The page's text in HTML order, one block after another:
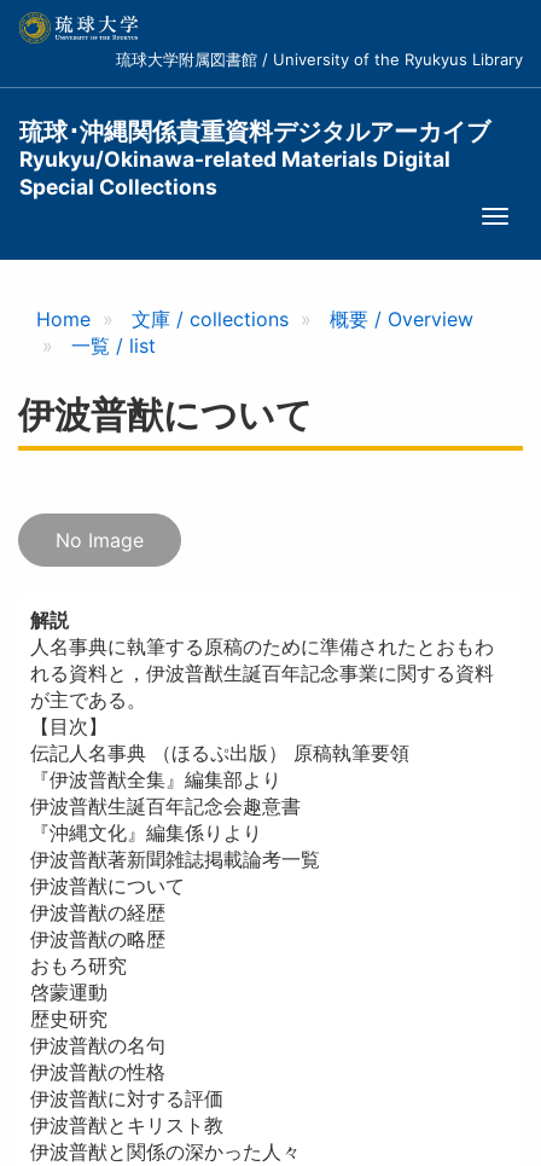
コ
琉球大学附属図書館 / University of the Ryukyus Library
琉球･沖縄関係貴重資料デジタルアーカイブ
Ryukyu/Okinawa-related Materials Digital
Special Collections
Home 文庫 / collections
概要 / Overview
一覧 / list
伊波普猷について
No Image
解説
人名事典に執筆する原稿のために準備されたとおもわ
れる資料と，伊波普猷生誕百年記念事業に関する資料
が主である。
【目次】
伝記人名事典 （ほるぷ出版） 原稿執筆要領
『伊波普猷全集』編集部より
伊波普猷生誕百年記念会趣意書
『沖縄文化』編集係りより
伊波普猷著新聞雑誌掲載論考一覧
伊波普猷について
伊波普猷の経歴
伊波普猷の略歴
おもろ研究
啓蒙運動
歴史研究
伊波普猷の名句
伊波普猷の性格
伊波普猷に対する評価
伊波普猷とキリスト教
伊波普猷と関係の深かった人々